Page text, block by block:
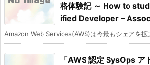
格体験記 ～ How to
ified Developer –
Amazon Web Services(AWS)は今最もシェアを拡
「AWS 認定 SysOps ア